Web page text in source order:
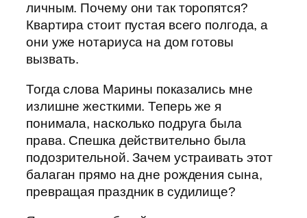
личным. Почему они так торопятся?
Квартира стоит пустая всего полгода, а
они уже нотариуса на дом готовы
вызвать.
Тогда слова Марины показались мне
излишне жесткими. Теперь же я
понимала, насколько подруга была
права. Спешка действительно была
подозрительной. Зачем устраивать этот
балаган прямо на дне рождения сына,
превращая праздник в судилище?